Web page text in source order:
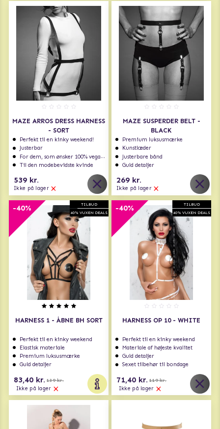
MAZE ARROS DRESS HARNESS
- SORT
Perfekt til en kinky weekend!
Justerbar
For dem, som ønsker 100% vegansk
Til den modebevidste kvinde
539 kr.
Ikke på lager
MAZE SUSPERDER BELT -
BLACK
Premium luksusmærke
Kunstlæder
Justerbare bånd
Guld detaljer
269 kr.
Ikke på lager
TILBUD
40% VUXEN DEALS
-40%
HARNESS 1 - ÅBNE BH SORT
Perfekt til en kinky weekend
Elastisk materiale
Premium luksusmærke
Guld detaljer
83,40 kr. 139 kr.
Ikke på lager
TILBUD
40% VUXEN DEALS
-40%
HARNESS OP 10 - WHITE
Perfekt til en kinky weekend
Materiale af højeste kvalitet
Guld detaljer
Sexet tilbehør til bondage
71,40 kr. 119 kr.
Ikke på lager